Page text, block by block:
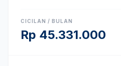
CICILAN / BULAN
Rp 45.331.000